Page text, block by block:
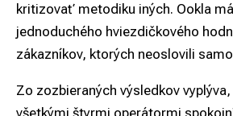
kritizovať metodiku iných. Ookla
jednoduchého hviezdičkového
zákazníkov, ktorých neoslovili
Zo zozbieraných výsledkov